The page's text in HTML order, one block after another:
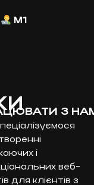
M1
і
веб-
для клієнтів з
З